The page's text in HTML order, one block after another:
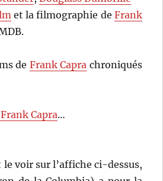
et la filmographie de Frank
de Frank Capra chroniqués
Capra…
voir sur l’affiche ci-dessus,